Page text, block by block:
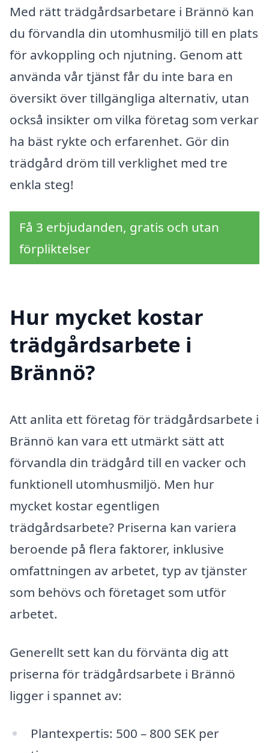
Med rätt trädgårdsarbetare i Brännö kan
du förvandla din utomhusmiljö till en plats
för avkoppling och njutning. Genom att
använda vår tjänst får du inte bara en
översikt över tillgängliga alternativ, utan
också insikter om vilka företag som verkar
ha bäst rykte och erfarenhet. Gör din
trädgård dröm till verklighet med tre
enkla steg!
Få 3 erbjudanden, gratis och utan
förpliktelser
Hur mycket kostar
trädgårdsarbete i
Brännö?
Att anlita ett företag för trädgårdsarbete i
Brännö kan vara ett utmärkt sätt att
förvandla din trädgård till en vacker och
funktionell utomhusmiljö. Men hur
mycket kostar egentligen
trädgårdsarbete? Priserna kan variera
beroende på flera faktorer, inklusive
omfattningen av arbetet, typ av tjänster
som behövs och företaget som utför
arbetet.
Generellt sett kan du förvänta dig att
priserna för trädgårdsarbete i Brännö
ligger i spannet av:
Plantexpertis: 500 – 800 SEK per